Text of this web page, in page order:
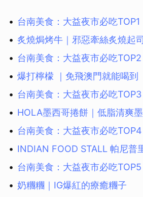
台南美食：大益夜市必吃TOP1
炙燒焗烤牛｜邪惡牽絲炙燒起司
台南美食：大益夜市必吃TOP2
爆打檸檬 ｜免飛澳門就能喝到
台南美食：大益夜市必吃TOP3
HOLA墨西哥捲餅｜低脂清爽
台南美食：大益夜市必吃TOP4
INDIAN FOOD STALL 帕尼普
台南美食：大益夜市必吃TOP5
奶糰糰｜IG爆紅的療癒糰子